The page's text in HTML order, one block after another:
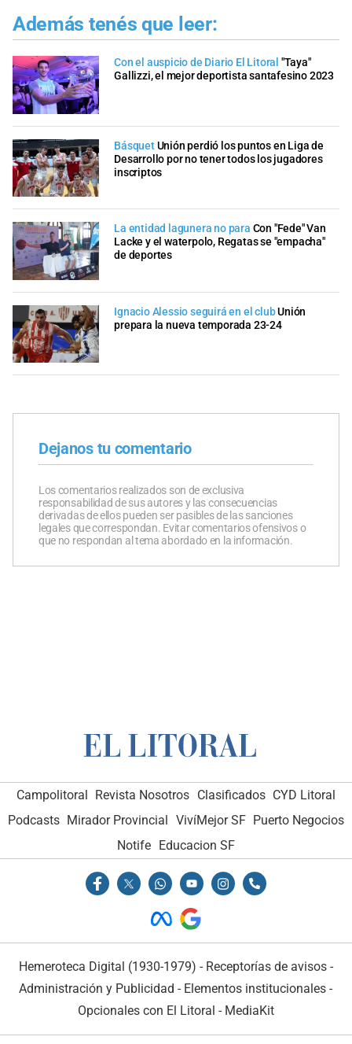
Además tenés que leer:
Con el auspicio de Diario El Litoral "Taya"
Gallizzi, el mejor deportista santafesino 2023
BásquetUnión perdió los puntos en Liga de
Desarrollo por no tener todos los jugadores
inscriptos
La entidad lagunera no para Con "Fede" Van
Lacke y el waterpolo, Regatas se "empacha"
de deportes
Ignacio Alessio seguirá en el clubUnión
prepara la nueva temporada 23-24
Dejanos tu comentario
Los comentarios realizados son de exclusiva
responsabilidad de sus autores y las consecuencias
derivadas de ellos pueden ser pasibles de las sanciones
legales que correspondan. Evitar comentarios ofensivos o
que no respondan al tema abordado en la información.
Campolitoral Revista Nosotros Clasificados CYD Litoral
Podcasts Mirador Provincial VivíMejor SF Puerto Negocios
Notife Educacion SF
Hemeroteca Digital (1930-1979) - Receptorías de avisos -
Administración y Publicidad - Elementos institucionales -
Opcionales con El Litoral - MediaKit